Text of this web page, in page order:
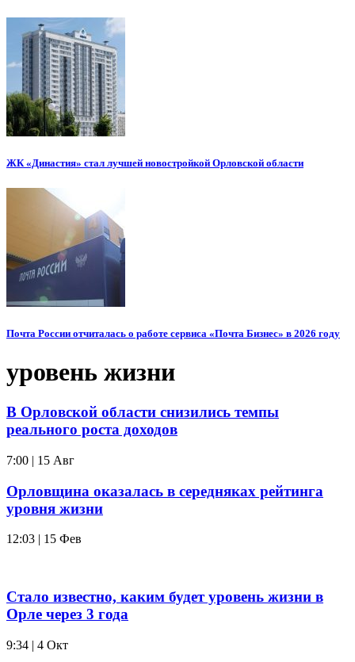
ЖК «Династия» стал лучшей новостройкой Орловской области
Почта России отчиталась о работе сервиса «Почта Бизнес» в 2026 году
уровень жизни
В Орловской области снизились темпы
реального роста доходов
7:00 | 15 Авг
Орловщина оказалась в середняках рейтинга
уровня жизни
12:03 | 15 Фев
Стало известно, каким будет уровень жизни в
Орле через 3 года
9:34 | 4 Окт